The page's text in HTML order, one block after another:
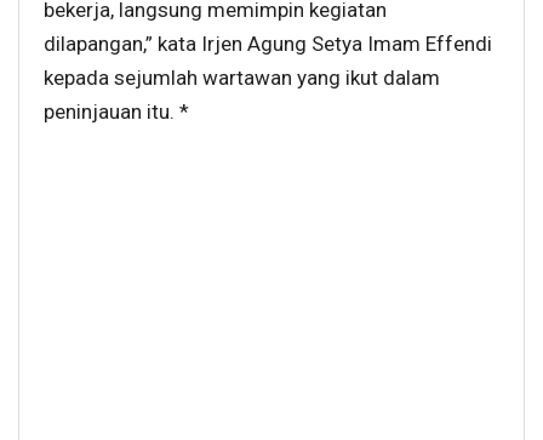
bekerja, langsung memimpin kegiatan
dilapangan,” kata Irjen Agung Setya Imam Effendi
kepada sejumlah wartawan yang ikut dalam
peninjauan itu. *